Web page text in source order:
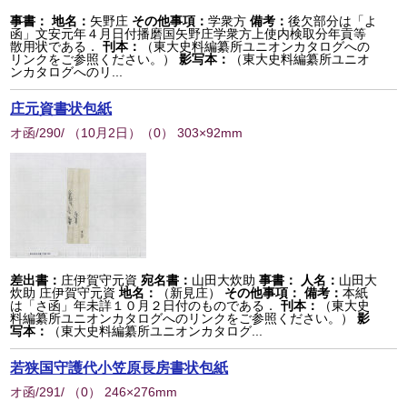
事書： 地名： 矢野庄 その他事項：学衆方備考：後欠部分は「よ
函」文安元年４月日付播磨国矢野庄学衆方上使内検取分年貢等
散用状である．
刊本：
（東大史料編纂所ユニオンカタログへの
リンクをご参照ください。）
影写本：
（東大史料編纂所ユニオ
ンカタログへのリ...
庄元資書状包紙
オ函/290/ （10月2日） （0） 303×92mm
差出書： 庄伊賀守元資 宛名書： 山田大炊助 事書： 人名： 山田大
炊助 庄伊賀守元資 地名： （新見庄） その他事項： 備考：本紙
は「さ函」年未詳１０月２日付のものである．
刊本：
（東大史
料編纂所ユニオンカタログへのリンクをご参照ください。）
影
写本：
（東大史料編纂所ユニオンカタログ...
若狭国守護代小笠原長房書状包紙
オ函/291/ （0） 246×276mm